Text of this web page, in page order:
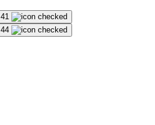
EU 41
EU 44